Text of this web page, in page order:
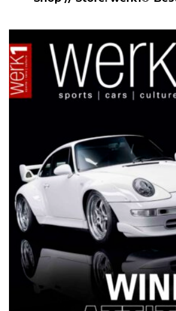
NETZWERKEINS GO! // ONLINE-
12 Jahre werk1® sports |
culture: Bestellen Sie jetzt
neue Sommerausgabe 01 |
(erscheint am 1. Juli 2025)
auf netzwerkeins | GO!